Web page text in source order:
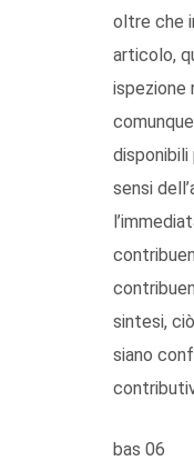
oltre che
articolo,
ispezione
sensi
sintesi,
siano
bas 06